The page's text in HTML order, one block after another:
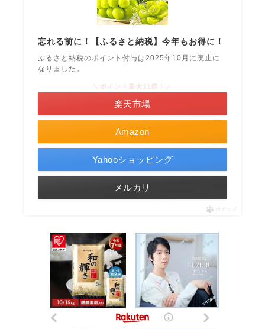
忘れる前に！【ふるさと納税】今年もお得に！
ふるさと納税のポイント付与は2025年10月に廃止に
なりました。
Amazon
＼ポイント最大11倍！／
楽天市場
Yahooショッピング
メルカリ
ポチップ